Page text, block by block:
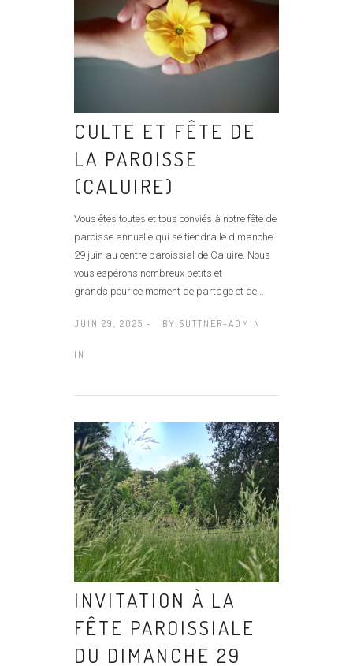
CULTE ET FÊTE DE
LA PAROISSE
(CALUIRE)
Vous êtes toutes et tous conviés à notre fête de
paroisse annuelle qui se tiendra le dimanche
29 juin au centre paroissial de Caluire. Nous
vous espérons nombreux petits et
grands pour ce moment de partage et de...
JUIN 29, 2025 - BY SUTTNER-ADMIN
IN
INVITATION À LA
FÊTE PAROISSIALE
DU DIMANCHE 29